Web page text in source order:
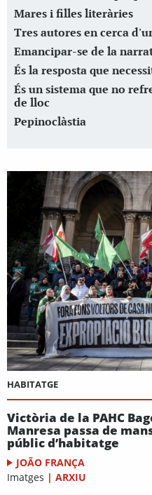
Mares i filles literàries
Tres autores en cerca
Emancipar-se de la
És la resposta que
És un sistema que no
de lloc
Pepinoclàstia
HABITATGE
Victòria de la PAHC
Manresa passa de
públic d’habitatge
JOÃO FRANÇA
Imatges | ARXIU